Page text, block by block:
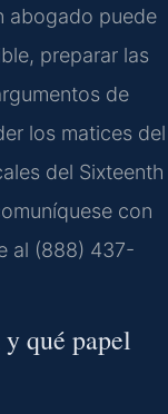
abogado puede
preparar las
de
los matices del
del Sixteenth
con
al (888) 437-
qué papel